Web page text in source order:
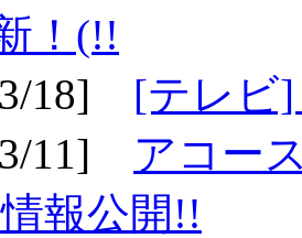
！(!!
18] [テレビ
11] アコー
報公開!!